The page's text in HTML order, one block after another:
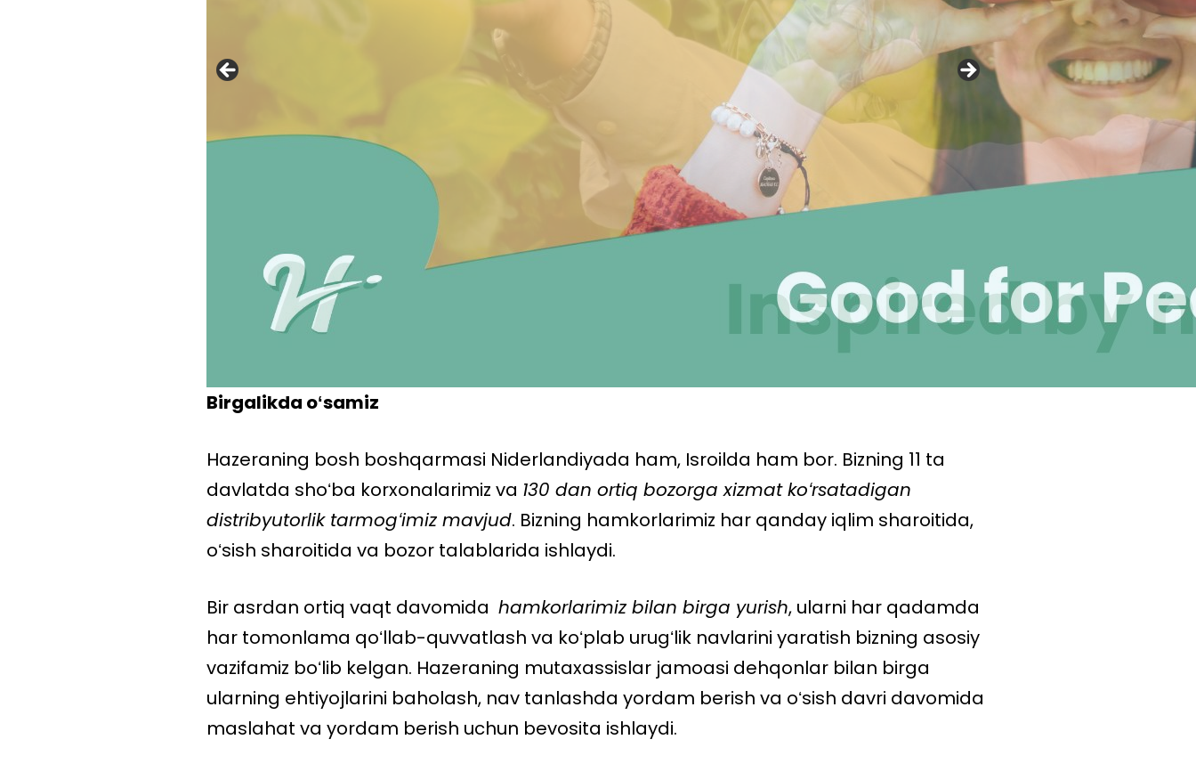
Birgalikda oʻsamiz
Hazeraning bosh boshqarmasi Niderlandiyada ham, Isroilda ham bor. Bizning 11 ta
davlatda shoʻba korxonalarimiz va 130 dan ortiq bozorga xizmat koʻrsatadigan
distribyutorlik tarmogʻimiz mavjud. Bizning hamkorlarimiz har qanday iqlim sharoitida,
oʻsish sharoitida va bozor talablarida ishlaydi.
Bir asrdan ortiq vaqt davomida hamkorlarimiz bilan birga yurish, ularni har qadamda
har tomonlama qoʻllab-quvvatlash va koʻplab urugʻlik navlarini yaratish bizning asosiy
vazifamiz boʻlib kelgan. Hazeraning mutaxassislar jamoasi dehqonlar bilan birga
ularning ehtiyojlarini baholash, nav tanlashda yordam berish va oʻsish davri davomida
maslahat va yordam berish uchun bevosita ishlaydi.